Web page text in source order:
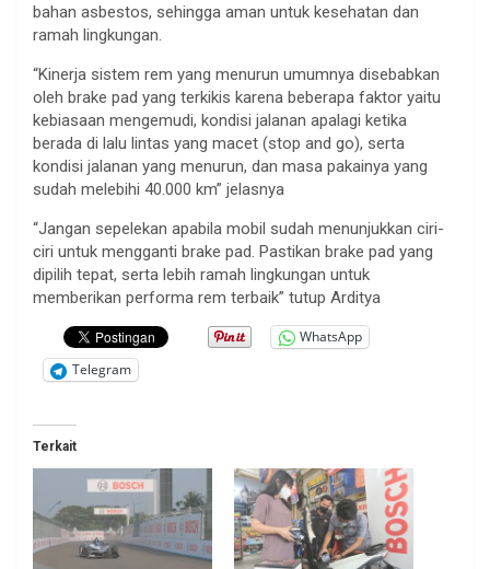
bahan asbestos, sehingga aman untuk kesehatan dan
ramah lingkungan.
“Kinerja sistem rem yang menurun umumnya disebabkan
oleh brake pad yang terkikis karena beberapa faktor yaitu
kebiasaan mengemudi, kondisi jalanan apalagi ketika
berada di lalu lintas yang macet (stop and go), serta
kondisi jalanan yang menurun, dan masa pakainya yang
sudah melebihi 40.000 km” jelasnya
“Jangan sepelekan apabila mobil sudah menunjukkan ciri-
ciri untuk mengganti brake pad. Pastikan brake pad yang
dipilih tepat, serta lebih ramah lingkungan untuk
memberikan performa rem terbaik” tutup Arditya
WhatsApp
Telegram
Terkait